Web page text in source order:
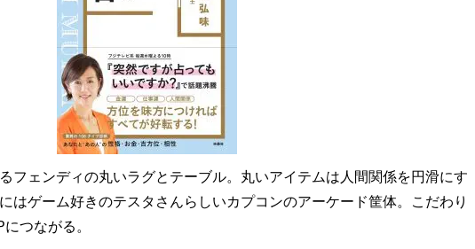
フェンディの丸いラグとテーブル。丸いアイテムは人間関係を円滑にす
はゲーム好きのテスタさんらしいカプコンのアーケード筐体。こだわり
つながる。